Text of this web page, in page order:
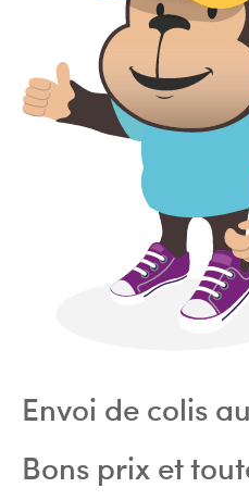
Envoi de colis
Bons prix et